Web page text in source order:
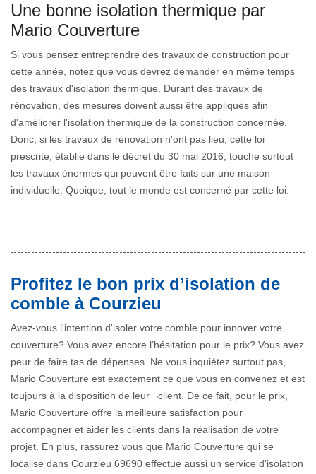
Une bonne isolation thermique par
Mario Couverture
Si vous pensez entreprendre des travaux de construction pour
cette année, notez que vous devrez demander en même temps
des travaux d'isolation thermique. Durant des travaux de
rénovation, des mesures doivent aussi être appliqués afin
d'améliorer l'isolation thermique de la construction concernée.
Donc, si les travaux de rénovation n'ont pas lieu, cette loi
prescrite, établie dans le décret du 30 mai 2016, touche surtout
les travaux énormes qui peuvent être faits sur une maison
individuelle. Quoique, tout le monde est concerné par cette loi.
Profitez le bon prix d’isolation de
comble à Courzieu
Avez-vous l'intention d'isoler votre comble pour innover votre
couverture? Vous avez encore l’hésitation pour le prix? Vous avez
peur de faire tas de dépenses. Ne vous inquiétez surtout pas,
Mario Couverture est exactement ce que vous en convenez et est
toujours à la disposition de leur ¬client. De ce fait, pour le prix,
Mario Couverture offre la meilleure satisfaction pour
accompagner et aider les clients dans la réalisation de votre
projet. En plus, rassurez vous que Mario Couverture qui se
localise dans Courzieu 69690 effectue aussi un service d'isolation